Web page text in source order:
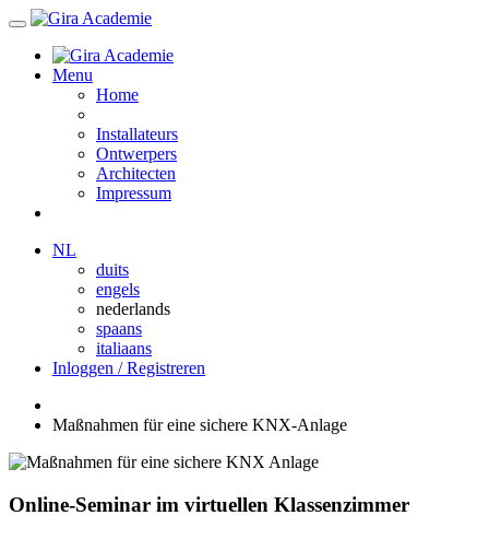
Menu
Home
Installateurs
Ontwerpers
Architecten
Impressum
NL
duits
engels
nederlands
spaans
italiaans
Inloggen / Registreren
Maßnahmen für eine sichere KNX-Anlage
Online-Seminar im virtuellen Klassenzimmer